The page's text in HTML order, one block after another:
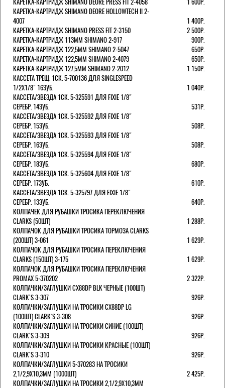
КАРЕТКА-КАРТРИДЖ SHIMANO DEORE HOLLOWTECH II 2-
4007
1 400Р.
КАРЕТКА-КАРТРИДЖ SHIMANO PRESS FIT 2-3150
2 500Р.
КАРЕТКА-КАРТРИДЖ 113ММ SHIMANO 2-917
900Р.
КАРЕТКА-КАРТРИДЖ 122,5ММ SHIMANO 2-5047
650Р.
КАРЕТКА-КАРТРИДЖ 122,5ММ SHIMANO 2-4079
650Р.
КАРЕТКА-КАРТРИДЖ 127,5ММ SHIMANO 2-2012
1 150Р.
КАССЕТА ТРЕЩ. 1СК. 5-700136 ДЛЯ SINGLESPEED
1/2X1/8" 16ЗУБ.
1 040Р.
КАССЕТА/ЗВЕЗДА 1СК. 5-325591 ДЛЯ FIXIE 1/8"
СЕРЕБР. 14ЗУБ.
531Р.
КАССЕТА/ЗВЕЗДА 1СК. 5-325592 ДЛЯ FIXIE 1/8"
СЕРЕБР. 15ЗУБ.
508Р.
КАССЕТА/ЗВЕЗДА 1СК. 5-325593 ДЛЯ FIXIE 1/8"
СЕРЕБР. 16ЗУБ.
508Р.
КАССЕТА/ЗВЕЗДА 1СК. 5-325594 ДЛЯ FIXIE 1/8"
СЕРЕБР. 18ЗУБ.
680Р.
КАССЕТА/ЗВЕЗДА 1СК. 5-325604 ДЛЯ FIXIE 1/8"
СЕРЕБР. 17ЗУБ.
610Р.
КАССЕТА/ЗВЕЗДА 1СК. 5-325797 ДЛЯ FIXIE 1/8"
СЕРЕБР. 13ЗУБ.
640Р.
КОЛПАЧЕК ДЛЯ РУБАШКИ ТРОСИКА ПЕРЕКЛЮЧЕНИЯ
CLARKS (50ШТ)
1 288Р.
КОЛПАЧОК ДЛЯ РУБАШКИ ТРОСИКА ТОРМОЗА CLARKS
(200ШТ) 3-061
1 629Р.
КОЛПАЧОК ДЛЯ РУБАШКИ ТРОСИКА ПЕРЕКЛЮЧЕНИЯ
CLARKS (150ШТ) 3-175
1 629Р.
КОЛПАЧОК ДЛЯ РУБАШКИ ТРОСИКА ПЕРЕКЛЮЧЕНИЯ
PROMAX 5-370202
2 322Р.
КОЛПАЧКИ/3АГЛУШКИ CX88DP BLK ЧЕРНЫЕ (100ШТ)
CLARK`S 3-307
926Р.
КОЛПАЧКИ/3АГЛУШКИ НА ТРОСИКИ CX88DP LG
(100ШТ) CLARK`S 3-308
926Р.
КОЛПАЧКИ/3АГЛУШКИ НА ТРОСИКИ СИНИЕ (100ШТ)
CLARK`S 3-309
926Р.
КОЛПАЧКИ/3АГЛУШКИ НА ТРОСИКИ КРАСНЫЕ (100ШТ)
CLARK`S 3-310
926Р.
КОЛПАЧКИ/3АГЛУШКИ 5-370283 НА ТРОСИКИ
2,1/2,9Х10,3ММ (1000ШТ)
2 425Р.
КОЛПАЧКИ/3АГЛУШКИ НА ТРОСИКИ 2,1/2,9Х10,3ММ